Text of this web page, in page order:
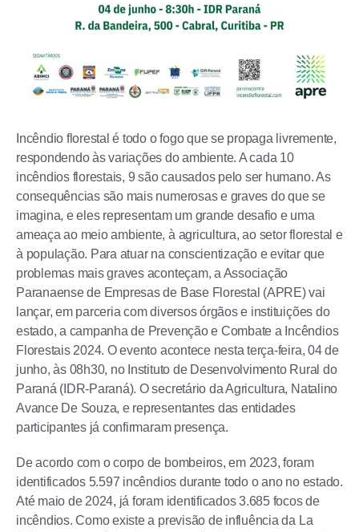
Incêndio florestal é todo o fogo que se propaga livremente,
respondendo às variações do ambiente. A cada 10
incêndios florestais, 9 são causados pelo ser humano. As
consequências são mais numerosas e graves do que se
imagina, e eles representam um grande desafio e uma
ameaça ao meio ambiente, à agricultura, ao setor florestal e
à população. Para atuar na conscientização e evitar que
problemas mais graves aconteçam, a Associação
Paranaense de Empresas de Base Florestal (APRE) vai
lançar, em parceria com diversos órgãos e instituições do
estado, a campanha de Prevenção e Combate a Incêndios
Florestais 2024. O evento acontece nesta terça-feira, 04 de
junho, às 08h30, no Instituto de Desenvolvimento Rural do
Paraná (IDR-Paraná). O secretário da Agricultura, Natalino
Avance De Souza, e representantes das entidades
participantes já confirmaram presença.
De acordo com o corpo de bombeiros, em 2023, foram
identificados 5.597 incêndios durante todo o ano no estado.
Até maio de 2024, já foram identificados 3.685 focos de
incêndios. Como existe a previsão de influência da La